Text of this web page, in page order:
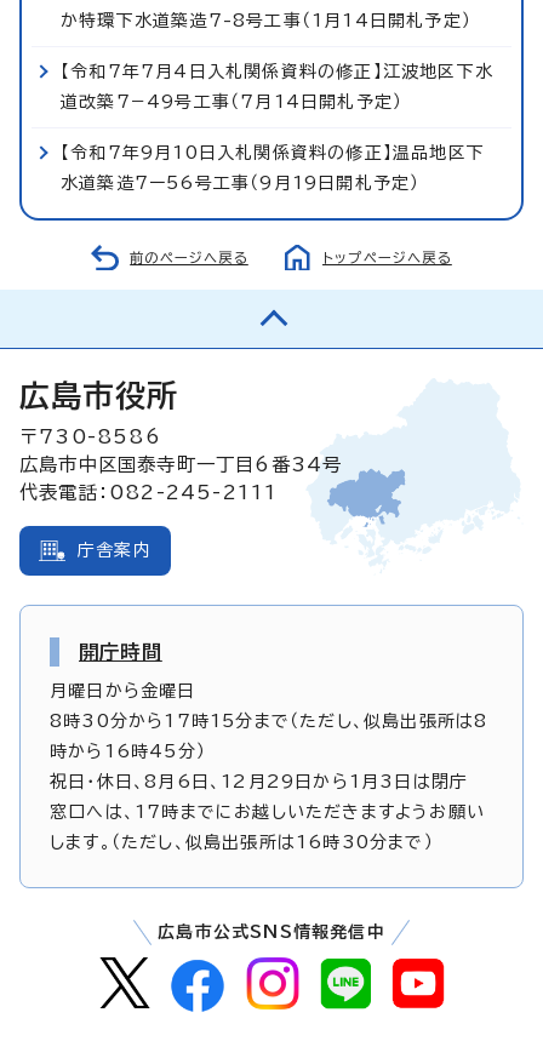
か特環下水道築造7-8号工事（1月14日開札予定）
【令和7年7月4日入札関係資料の修正】江波地区下水
道改築7−49号工事（7月14日開札予定）
【令和7年9月10日入札関係資料の修正】温品地区下
水道築造7ー56号工事（9月19日開札予定）
前のページへ戻る トップページへ戻る
広島市役所
〒730-8586
広島市中区国泰寺町一丁目6番34号
代表電話：082-245-2111
庁舎案内
開庁時間
月曜日から金曜日
8時30分から17時15分まで（ただし、似島出張所は8
時から16時45分）
祝日・休日、8月6日、12月29日から1月3日は閉庁
窓口へは、17時までにお越しいただきますようお願い
します。（ただし、似島出張所は16時30分まで）
広島市公式SNS情報発信中